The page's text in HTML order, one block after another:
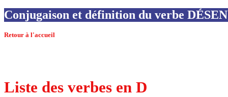
Conjugaison et définition du verbe
Retour à l'accueil
Liste des verbes en D